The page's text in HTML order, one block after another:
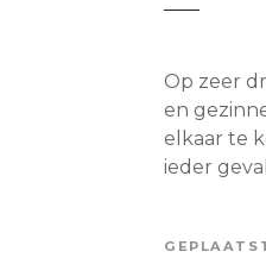
Op zeer
en
elkaar te
ieder